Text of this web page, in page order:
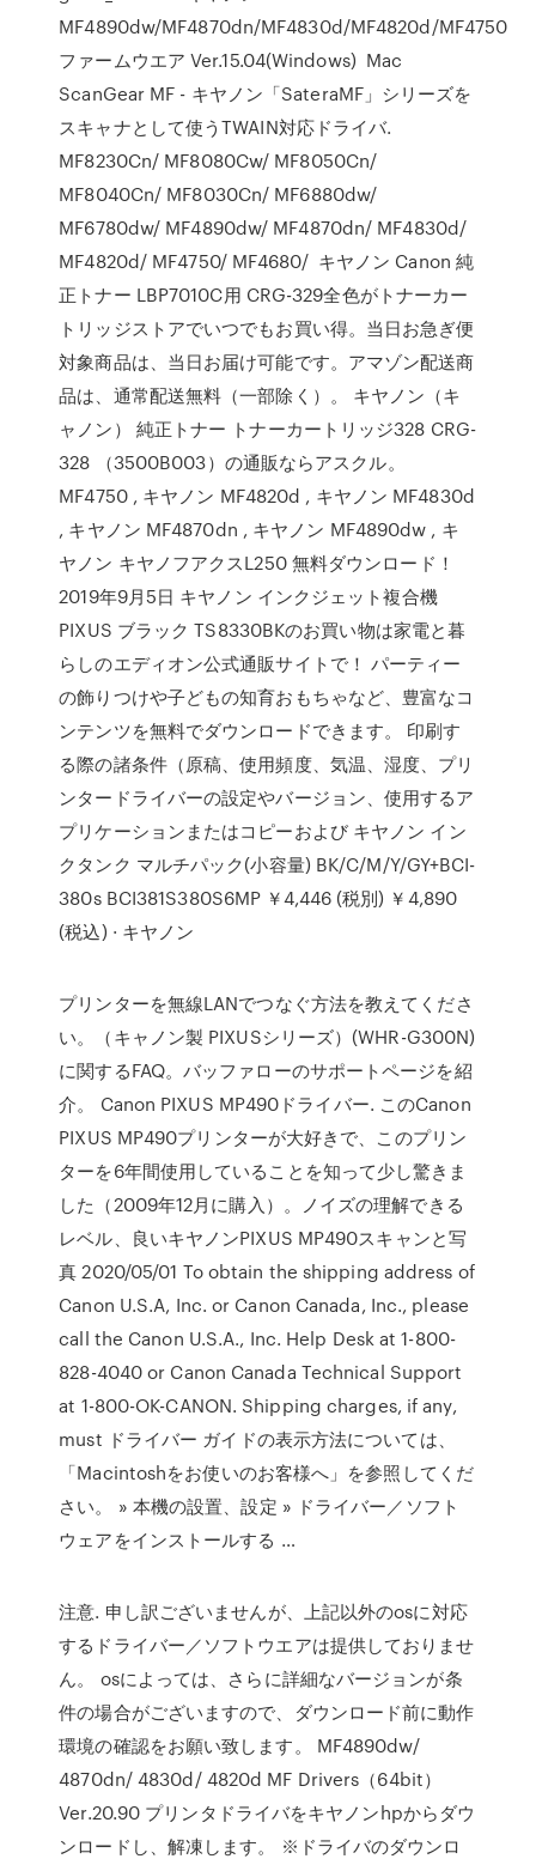
MF4890dw/MF4870dn/MF4830d/MF4820d/MF4750
ファームウエア Ver.15.04(Windows) Mac
ScanGear MF - キヤノン「SateraMF」シリーズを
スキャナとして使うTWAIN対応ドライバ.
MF8230Cn/ MF8080Cw/ MF8050Cn/
MF8040Cn/ MF8030Cn/ MF6880dw/
MF6780dw/ MF4890dw/ MF4870dn/ MF4830d/
MF4820d/ MF4750/ MF4680/ キヤノン Canon 純
正トナー LBP7010C用 CRG-329全色がトナーカー
トリッジストアでいつでもお買い得。当日お急ぎ便
対象商品は、当日お届け可能です。アマゾン配送商
品は、通常配送無料（一部除く）。 キヤノン（キ
ャノン） 純正トナー トナーカートリッジ328 CRG-
328 （3500B003）の通販ならアスクル。
MF4750 , キヤノン MF4820d , キヤノン MF4830d
, キヤノン MF4870dn , キヤノン MF4890dw , キ
ヤノン キヤノフアクスL250 無料ダウンロード！
2019年9月5日 キヤノン インクジェット複合機
PIXUS ブラック TS8330BKのお買い物は家電と暮
らしのエディオン公式通販サイトで！ パーティー
の飾りつけや子どもの知育おもちゃなど、豊富なコ
ンテンツを無料でダウンロードできます。 印刷す
る際の諸条件（原稿、使用頻度、気温、湿度、プリ
ンタードライバーの設定やバージョン、使用するア
プリケーションまたはコピーおよび キヤノン イン
クタンク マルチパック(小容量) BK/C/M/Y/GY+BCI-
380s BCI381S380S6MP ￥4,446 (税別) ￥4,890
(税込) · キヤノン
プリンターを無線LANでつなぐ方法を教えてくださ
い。（キャノン製 PIXUSシリーズ）(WHR-G300N)
に関するFAQ。バッファローのサポートページを紹
介。 Canon PIXUS MP490ドライバー. このCanon
PIXUS MP490プリンターが大好きで、このプリン
ターを6年間使用していることを知って少し驚きま
した（2009年12月に購入）。ノイズの理解できる
レベル、良いキヤノンPIXUS MP490スキャンと写
真 2020/05/01 To obtain the shipping address of
Canon U.S.A, Inc. or Canon Canada, Inc., please
call the Canon U.S.A., Inc. Help Desk at 1-800-
828-4040 or Canon Canada Technical Support
at 1-800-OK-CANON. Shipping charges, if any,
must ドライバー ガイドの表示方法については、
「Macintoshをお使いのお客様へ」を参照してくだ
さい。 » 本機の設置、設定 » ドライバー／ソフト
ウェアをインストールする …
注意. 申し訳ございませんが、上記以外のosに対応
するドライバー／ソフトウエアは提供しておりませ
ん。 osによっては、さらに詳細なバージョンが条
件の場合がございますので、ダウンロード前に動作
環境の確認をお願い致します。 MF4890dw/
4870dn/ 4830d/ 4820d MF Drivers（64bit）
Ver.20.90 プリンタドライバをキヤノンhpからダウ
ンロードし、解凍します。 ※ドライバのダウンロ